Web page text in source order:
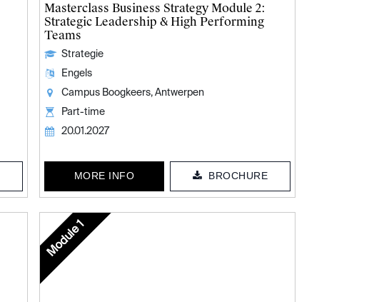
Masterclass Business Strategy Module 2:
Strategic Leadership & High Performing
Teams
Strategie
Engels
Campus Boogkeers, Antwerpen
Part-time
20.01.2027
MORE INFO BROCHURE
Module 1